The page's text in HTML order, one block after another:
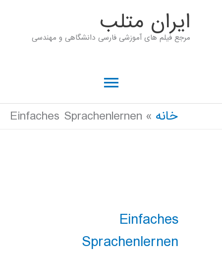
ايران متلب
مرجع فیلم های آموزشی فارسی دانشگاهی و مهندسی
فهرست
اصلی
خانه Einfaches Sprachenlernen
Einfaches
Sprachenlernen